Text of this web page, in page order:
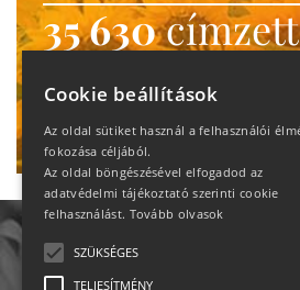
35 630címzett
heti motiváció
Ne maradj le!
Cookie beállítások
Az oldal sütiket használ a felhasználói
fokozása céljából.
Az oldal böngészésével elfogadod az
adatvédelmi tájékoztató szerinti cookie
felhasználást. Tovább olvasok
SZÜKSÉGES
TELJESÍTMÉNY